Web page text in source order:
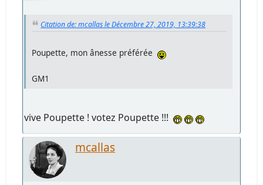
Citation de: mcallas le Décembre 27, 2019, 13:39:38
Poupette, mon ânesse préférée
GM1
vive Poupette ! votez Poupette !!!
mcallas